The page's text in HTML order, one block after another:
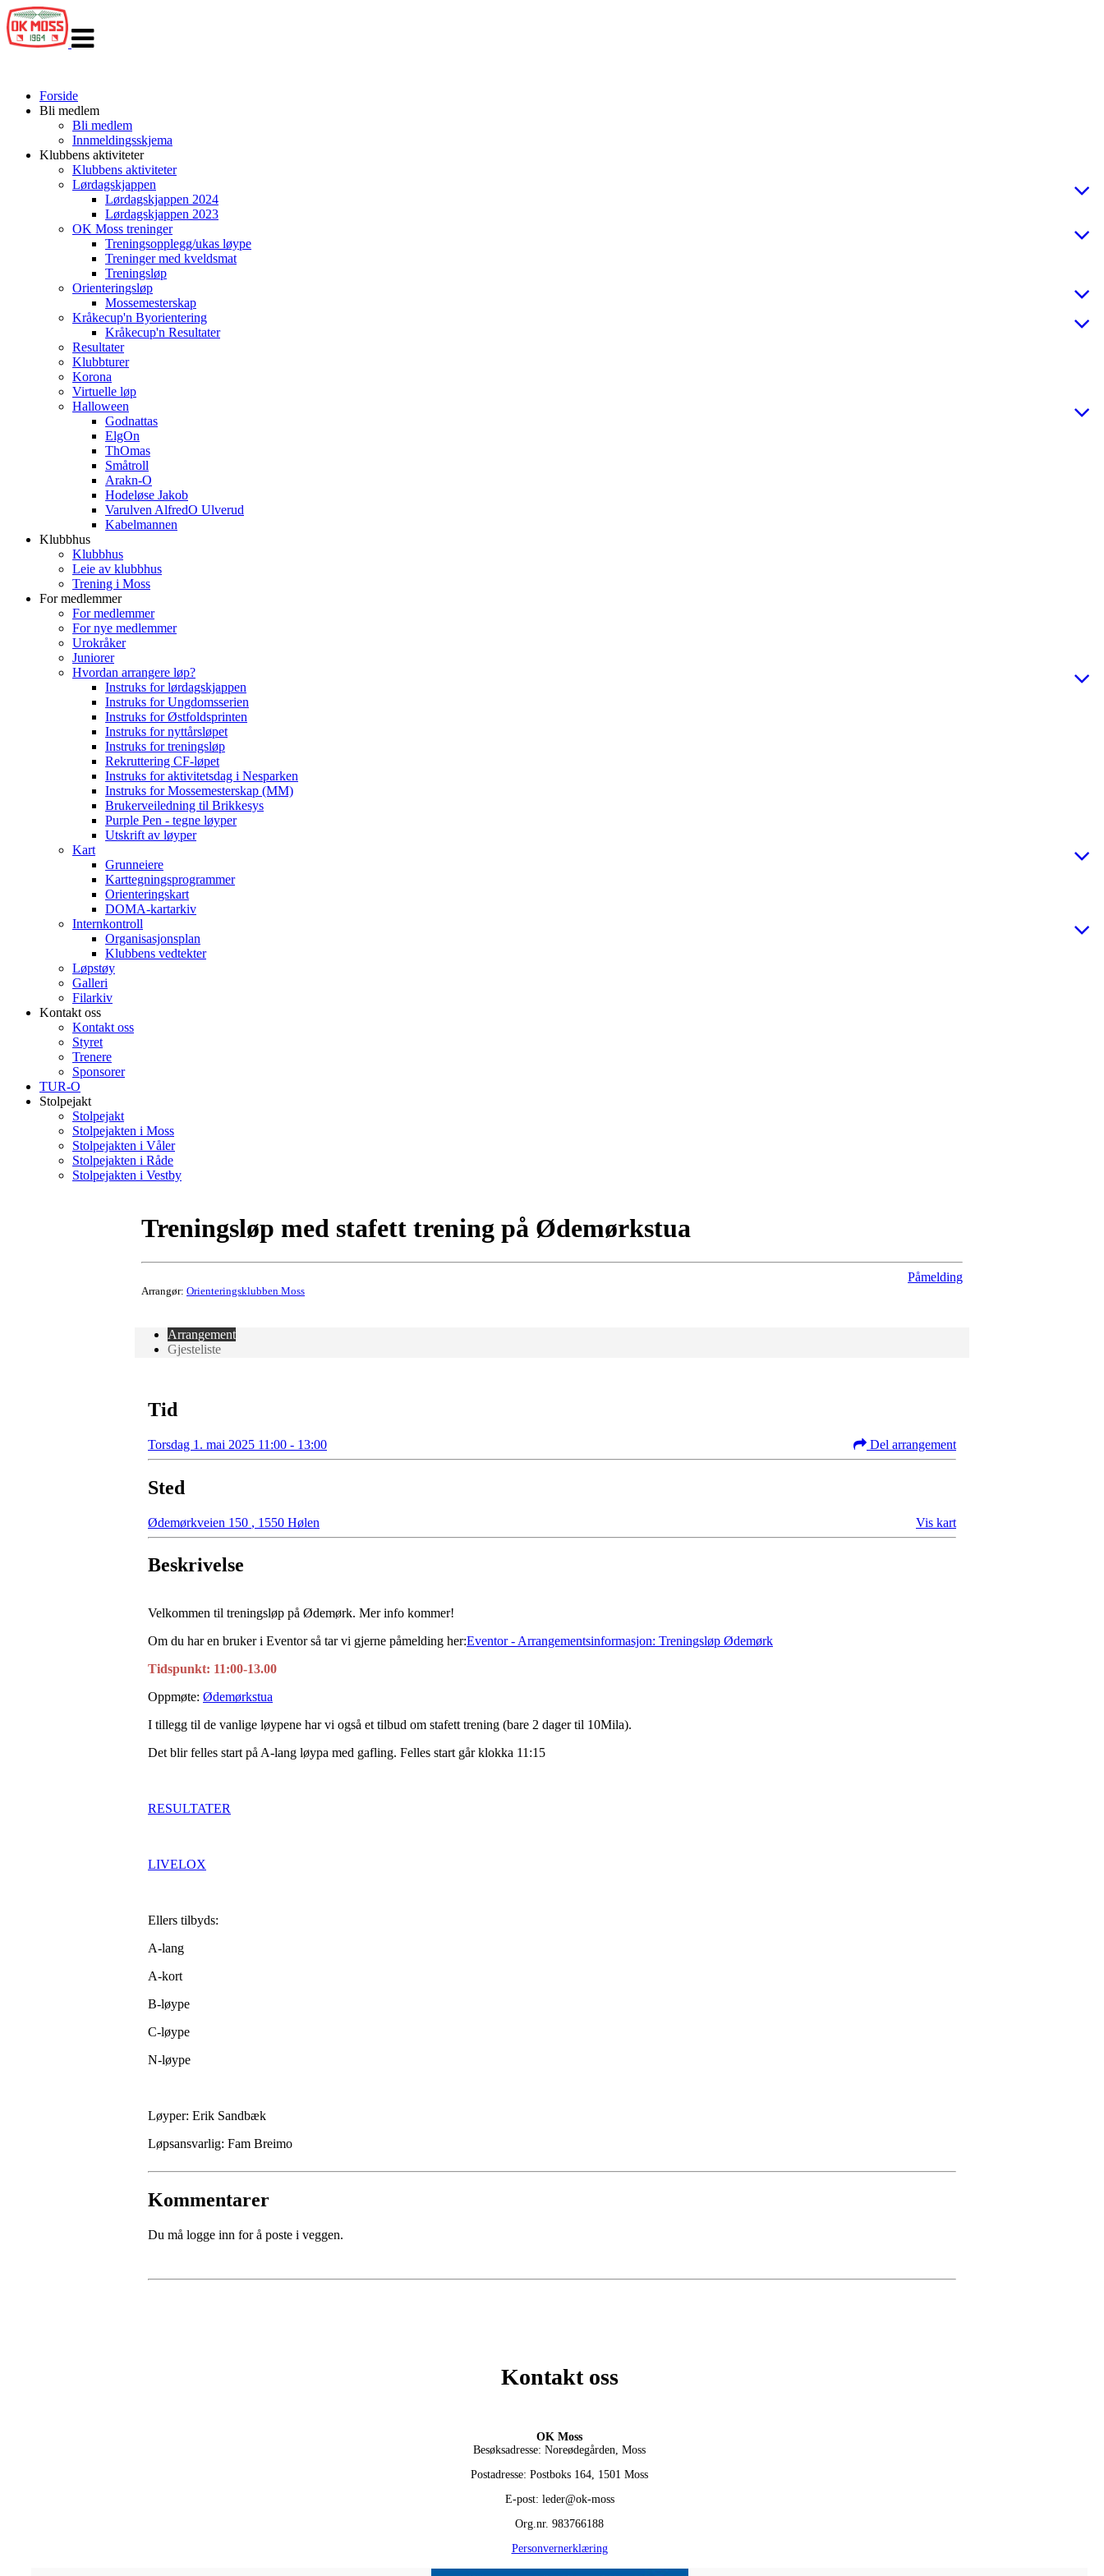
navigasjon
Forside
Bli medlem
Bli medlem
Innmeldingsskjema
Klubbens aktiviteter
Klubbens aktiviteter
Lørdagskjappen
Lørdagskjappen 2024
Lørdagskjappen 2023
OK Moss treninger
Treningsopplegg/ukas løype
Treninger med kveldsmat
Treningsløp
Orienteringsløp
Mossemesterskap
Kråkecup'n Byorientering
Kråkecup'n Resultater
Resultater
Klubbturer
Korona
Virtuelle løp
Halloween
Godnattas
ElgOn
ThOmas
Småtroll
Arakn-O
Hodeløse Jakob
Varulven AlfredO Ulverud
Kabelmannen
Klubbhus
Klubbhus
Leie av klubbhus
Trening i Moss
For medlemmer
For medlemmer
For nye medlemmer
Urokråker
Juniorer
Hvordan arrangere løp?
Instruks for lørdagskjappen
Instruks for Ungdomsserien
Instruks for Østfoldsprinten
Instruks for nyttårsløpet
Instruks for treningsløp
Rekruttering CF-løpet
Instruks for aktivitetsdag i Nesparken
Instruks for Mossemesterskap (MM)
Brukerveiledning til Brikkesys
Purple Pen - tegne løyper
Utskrift av løyper
Kart
Grunneiere
Karttegningsprogrammer
Orienteringskart
DOMA-kartarkiv
Internkontroll
Organisasjonsplan
Klubbens vedtekter
Løpstøy
Galleri
Filarkiv
Kontakt oss
Kontakt oss
Styret
Trenere
Sponsorer
TUR-O
Stolpejakt
Stolpejakt
Stolpejakten i Moss
Stolpejakten i Våler
Stolpejakten i Råde
Stolpejakten i Vestby
Treningsløp med stafett trening på Ødemørkstua
Arrangør: Orienteringsklubben Moss
Påmelding
Arrangement
Gjesteliste
Tid
Torsdag 1. mai 2025 11:00 - 13:00 Del arrangement
Sted
Ødemørkveien 150 , 1550 Hølen Vis kart
Beskrivelse
Velkommen til treningsløp på Ødemørk. Mer info kommer!
Om du har en bruker i Eventor så tar vi gjerne påmelding her:Eventor - Arrangementsinformasjon: Treningsløp Ødemørk
Tidspunkt: 11:00-13.00
Oppmøte: Ødemørkstua
I tillegg til de vanlige løypene har vi også et tilbud om stafett trening (bare 2 dager til 10Mila).
Det blir felles start på A-lang løypa med gafling. Felles start går klokka 11:15
RESULTATER
LIVELOX
Ellers tilbyds:
A-lang
A-kort
B-løype
C-løype
N-løype
Løyper: Erik Sandbæk
Løpsansvarlig: Fam Breimo
Kommentarer
Du må logge inn for å poste i veggen.
Kontakt oss
OK Moss
Besøksadresse: Noreødegården, Moss
Postadresse: Postboks 164, 1501 Moss
E-post: leder@ok-moss
Org.nr. 983766188
Personvernerklæring